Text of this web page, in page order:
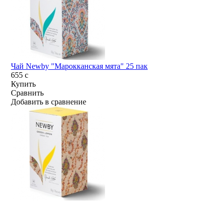
Чай Newby "Марокканская мята" 25 пак
655c
Купить
Сравнить
Добавить в сравнение